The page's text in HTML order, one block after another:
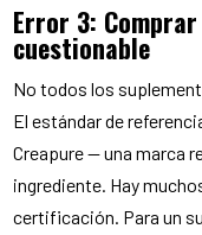
Error 3:
cuestionable
No todos los
El estándar de
Creapure — una marca
ingrediente. Hay
certificación. Para un